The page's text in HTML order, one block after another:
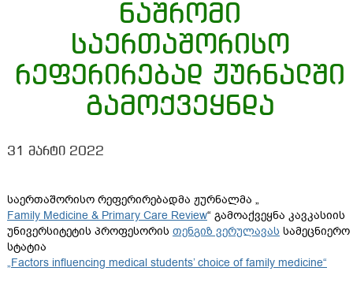
ნაშრომი
საერთაშორისო
რეფერირებად ჟურნალში
გამოქვეყნდა
31 მარტი 2022
საერთაშორისო რეფერირებადმა ჟურნალმა „
Family Medicine & Primary Care Review“ გამოაქვეყნა კავკასიის
უნივერსიტეტის პროფესორის თენგიზ ვერულავას სამეცნიერო
სტატია
„Factors influencing medical students’ choice of family medicine“